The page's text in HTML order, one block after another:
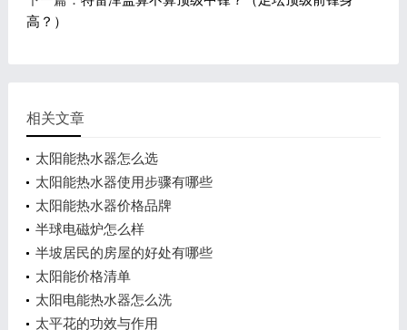
高？）
相关文章
太阳能热水器怎么选
太阳能热水器使用步骤有哪些
太阳能热水器价格品牌
半球电磁炉怎么样
半坡居民的房屋的好处有哪些
太阳能价格清单
太阳电能热水器怎么洗
太平花的功效与作用